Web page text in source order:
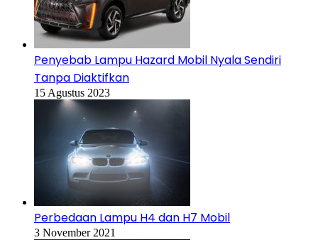
Penyebab Lampu Hazard Mobil Nyala Sendiri
Tanpa Diaktifkan
15 Agustus 2023
Perbedaan Lampu H4 dan H7 Mobil
3 November 2021